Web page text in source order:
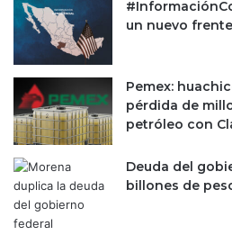
un nuevo
Pemex:
pérdida de
petróleo con
Deuda del
billones de